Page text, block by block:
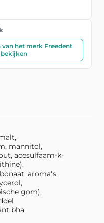
het merk Freedent
bekijken
mannitol,
acesulfaam-k-
aroma's,
gom),
bha